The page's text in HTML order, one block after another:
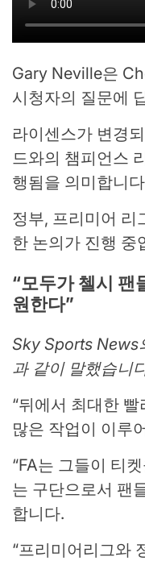
Gary Neville은
시청자의 질문에
라이센스가 변경
드와의 챔피언스
행됨을 의미합니
정부, 프리미어 리
한 논의가 진행 중
“모두가 첼시 팬
원한다”
Sky Sports News
과 같이 말했습니
“뒤에서 최대한
많은 작업이 이루
“FA는 그들이 티
는 구단으로서 팬
합니다.
“프리미어리그와